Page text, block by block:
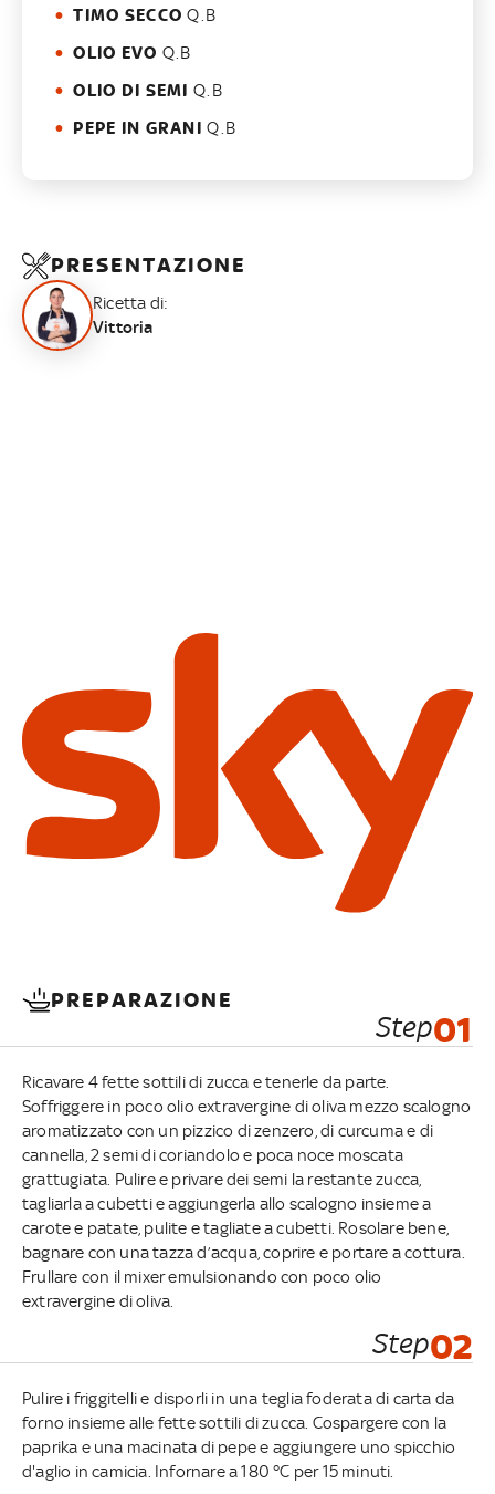
TIMO SECCO Q.B
OLIO EVO Q.B
OLIO DI SEMI Q.B
PEPE IN GRANI Q.B
PRESENTAZIONE
Ricetta di:
Vittoria
PREPARAZIONE
Step01
Ricavare 4 fette sottili di zucca e tenerle da parte.
Soffriggere in poco olio extravergine di oliva mezzo scalogno
aromatizzato con un pizzico di zenzero, di curcuma e di
cannella, 2 semi di coriandolo e poca noce moscata
grattugiata. Pulire e privare dei semi la restante zucca,
tagliarla a cubetti e aggiungerla allo scalogno insieme a
carote e patate, pulite e tagliate a cubetti. Rosolare bene,
bagnare con una tazza d’acqua, coprire e portare a cottura.
Frullare con il mixer emulsionando con poco olio
extravergine di oliva.
Step02
Pulire i friggitelli e disporli in una teglia foderata di carta da
forno insieme alle fette sottili di zucca. Cospargere con la
paprika e una macinata di pepe e aggiungere uno spicchio
d'aglio in camicia. Infornare a 180 °C per 15 minuti.